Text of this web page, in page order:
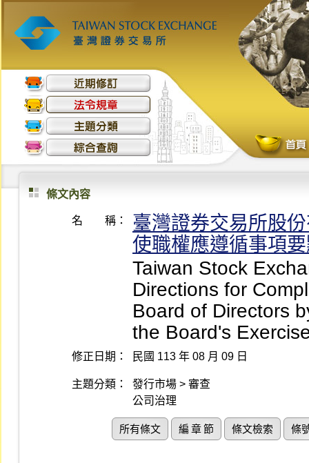
條文內容
名 稱：
臺灣證券交易所股
使職權應遵循事項
Taiwan Stock
Directions for
Board of Directors
the Board's
修正日期： 民國 113 年 08 月 09 日
主題分類：
發行市場 > 審查
公司治理
所有條文 編 章 節 條文檢索 條